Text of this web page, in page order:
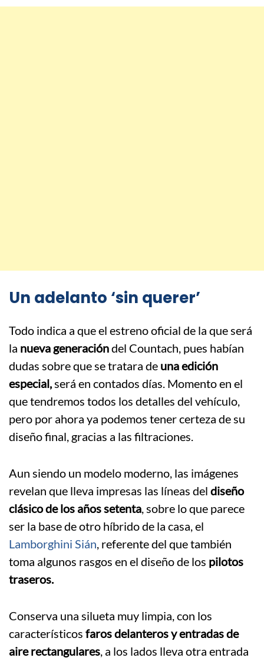
Un adelanto ‘sin querer’
Todo indica a que el estreno oficial de la que será
la nueva generacióndel Countach, pues habían
dudas sobre que se tratara de una edición
especial,será en contados días. Momento en el
que tendremos todos los detalles del vehículo,
pero por ahora ya podemos tener certeza de su
diseño final, gracias a las filtraciones.
Aun siendo un modelo moderno, las imágenes
revelan que lleva impresas las líneas del diseño
clásico de los años setenta, sobre lo que parece
ser la base de otro híbrido de la casa, el
Lamborghini Sián, referente del que también
toma algunos rasgos en el diseño de los pilotos
traseros.
Conserva una silueta muy limpia, con los
característicos faros delanteros y entradas de
aire rectangulares, a los lados lleva otra entrada